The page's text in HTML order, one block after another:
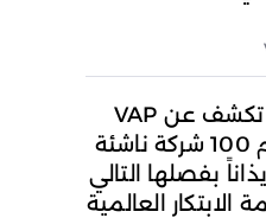
مجموعة VAP تكشف عن VAP
Ventures لدعم 100 شركة ناشئة
2030، إيذاناً بفصلها التالي
العالمية